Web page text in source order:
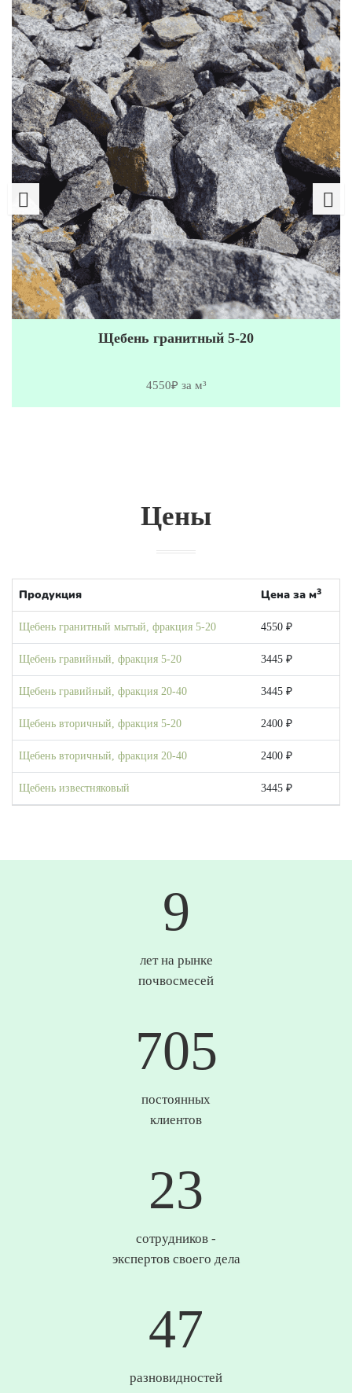
Щебень гранитный 5-20
4550₽ за м³
Цены
Продукция Цена за м3
Щебень гранитный мытый, фракция 5-20 4550 ₽
Щебень гравийный, фракция 5-20 3445 ₽
Щебень гравийный, фракция 20-40 3445 ₽
Щебень вторичный, фракция 5-20 2400 ₽
Щебень вторичный, фракция 20-40 2400 ₽
Щебень известняковый 3445 ₽
10
лет на рынке
почвосмесей
737
постоянных
клиентов
25
сотрудников -
экспертов своего дела
49
разновидностей